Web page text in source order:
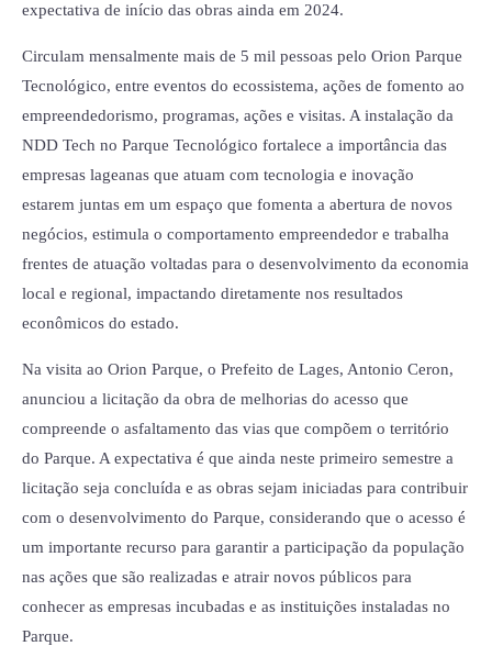
expectativa de início das obras ainda em 2024.
Circulam mensalmente mais de 5 mil pessoas pelo Orion Parque
Tecnológico, entre eventos do ecossistema, ações de fomento ao
empreendedorismo, programas, ações e visitas. A instalação da
NDD Tech no Parque Tecnológico fortalece a importância das
empresas lageanas que atuam com tecnologia e inovação
estarem juntas em um espaço que fomenta a abertura de novos
negócios, estimula o comportamento empreendedor e trabalha
frentes de atuação voltadas para o desenvolvimento da economia
local e regional, impactando diretamente nos resultados
econômicos do estado.
Na visita ao Orion Parque, o Prefeito de Lages, Antonio Ceron,
anunciou a licitação da obra de melhorias do acesso que
compreende o asfaltamento das vias que compõem o território
do Parque. A expectativa é que ainda neste primeiro semestre a
licitação seja concluída e as obras sejam iniciadas para contribuir
com o desenvolvimento do Parque, considerando que o acesso é
um importante recurso para garantir a participação da população
nas ações que são realizadas e atrair novos públicos para
conhecer as empresas incubadas e as instituições instaladas no
Parque.